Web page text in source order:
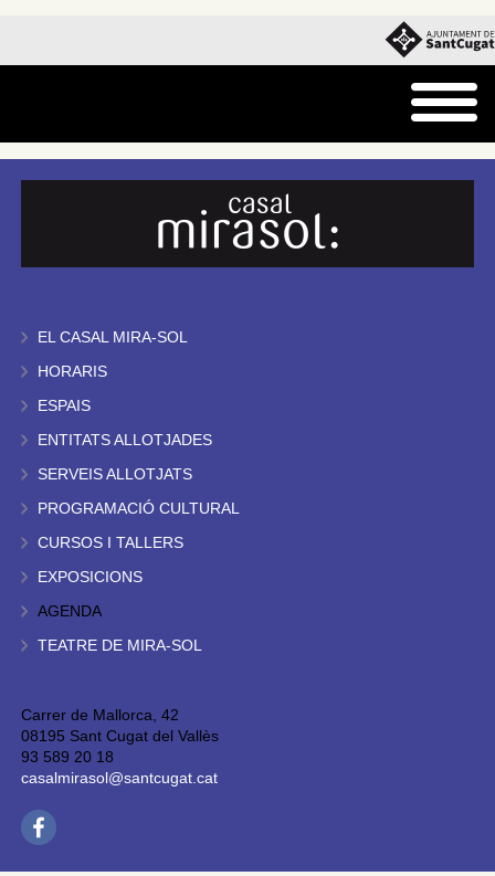
EL CASAL MIRA-SOL
HORARIS
ESPAIS
ENTITATS ALLOTJADES
SERVEIS ALLOTJATS
PROGRAMACIÓ CULTURAL
CURSOS I TALLERS
EXPOSICIONS
AGENDA
TEATRE DE MIRA-SOL
Carrer de Mallorca, 42
08195 Sant Cugat del Vallès
93 589 20 18
casalmirasol@santcugat.cat